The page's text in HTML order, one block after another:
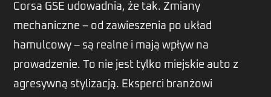
Corsa GSE udowadnia, że tak. Zmiany
mechaniczne – od zawieszenia po układ
hamulcowy – są realne i mają wpływ na
prowadzenie. To nie jest tylko miejskie auto z
agresywną stylizacją. Eksperci branżowi